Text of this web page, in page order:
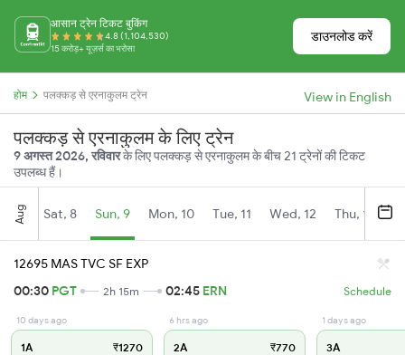
आसान ट्रेन टिकट बुकिंग
4.8 (1,104,530)
15 करोड़+ यूज़र्स का भरोसा
डाउनलोड करें
होम पलक्कड़ से एरनाकुलम ट्रेन View in English
पलक्कड़ से एरनाकुलम के लिए ट्रेन
9 अगस्त 2026, रविवारके लिए पलक्कड़ से एरनाकुलम के बीच 21 ट्रेनों की टिकट
उपलब्ध हैं।
Aug Sat, 8 Sun, 9 Mon, 10 Tue, 11 Wed, 12 Thu, 13
12695 MAS TVC SF EXP
00:30 PGT 2h 15m 02:45 ERN Schedule
10 days ago
1A ₹1270
6 hrs ago
2A ₹770
1 days ago
3A